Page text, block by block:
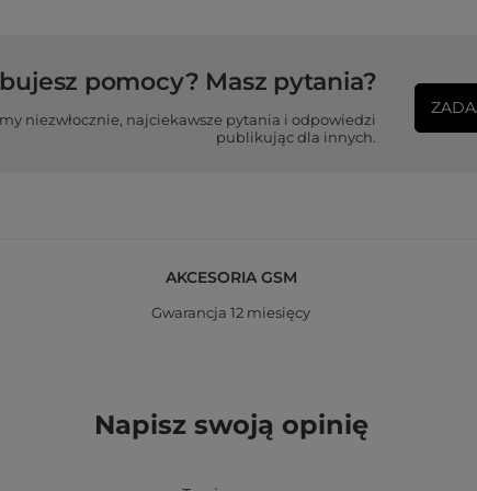
pomocy? Masz pytania?
niezwłocznie, najciekawsze pytania i odpowiedzi
publikując dla innych.
AKCESORIA GSM
Gwarancja 12 miesięcy
Napisz swoją opinię